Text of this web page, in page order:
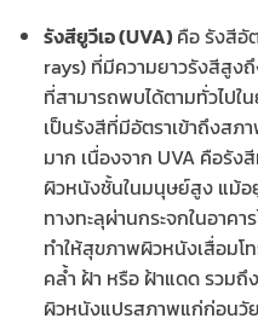
รังสียูวีเอ (UVA)คือ รังสีอั
rays) ที่มีความยาวรังสีสูง
ที่สามารถพบได้ตามทั่วไปใ
เป็นรังสีที่มีอัตราเข้าถึงส
มาก เนื่องจาก UVA คือรัง
ผิวหนังชั้นในมนุษย์สูง แม้อ
ทางทะลุผ่านกระจกในอาคา
ทำให้สุขภาพผิวหนังเสื่อม
คล้ำ ฝ้า หรือ ฝ้าแดด รวมถึ
ผิวหนังแปรสภาพแก่ก่อนวั